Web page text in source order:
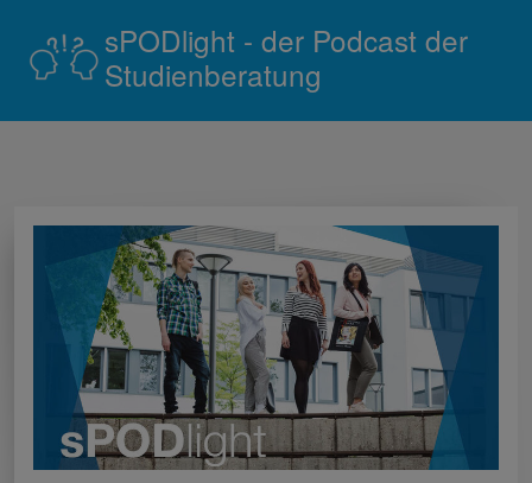
sPODlight - der Podcast der
Studienberatung